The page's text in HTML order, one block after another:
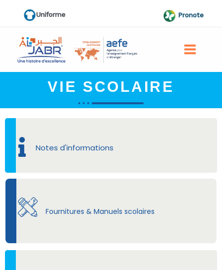
Uniforme Pronote
VIE SCOLAIRE
Notes d'informations
Fournitures & Manuels scolaires